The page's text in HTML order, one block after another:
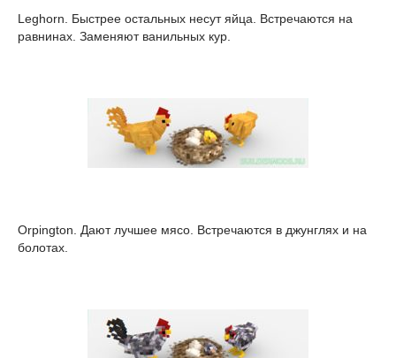
Leghorn. Быстрее остальных несут яйца. Встречаются на
равнинах. Заменяют ванильных кур.
Orpington. Дают лучшее мясо. Встречаются в джунглях и на
болотах.